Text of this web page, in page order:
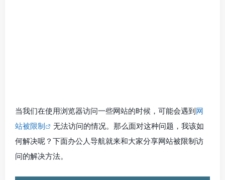
当我们在使用浏览器访问一些网站的时候，可能会遇到网
站被限制
无法访问的情况。那么面对这种问题，我该如
何解决呢？下面办公人导航就来和大家分享网站被限制访
问的解决方法。